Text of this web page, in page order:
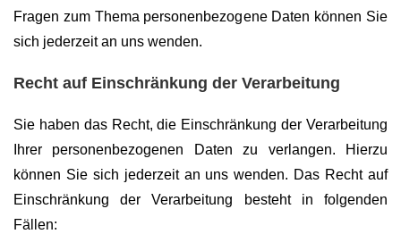
Fragen zum Thema personenbezogene Daten können Sie
sich jederzeit an uns wenden.
Recht auf Einschränkung der Verarbeitung
Sie haben das Recht, die Einschränkung der Verarbeitung
Ihrer personenbezogenen Daten zu verlangen. Hierzu
können Sie sich jederzeit an uns wenden. Das Recht auf
Einschränkung der Verarbeitung besteht in folgenden
Fällen: